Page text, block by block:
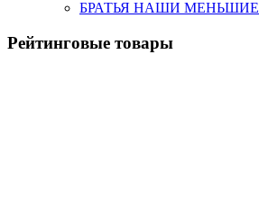
БРАТЬЯ НАШИ МЕНЬШИЕ
Рейтинговые товары